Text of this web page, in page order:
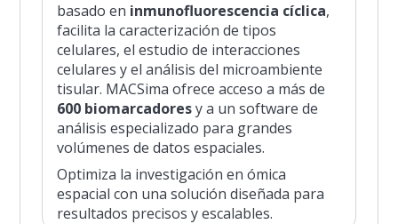
basado en inmunofluorescencia cíclica,
facilita la caracterización de tipos
celulares, el estudio de interacciones
celulares y el análisis del microambiente
tisular. MACSima ofrece acceso a más de
600 biomarcadoresy a un software de
análisis especializado para grandes
volúmenes de datos espaciales.
Optimiza la investigación en ómica
espacial con una solución diseñada para
resultados precisos y escalables.